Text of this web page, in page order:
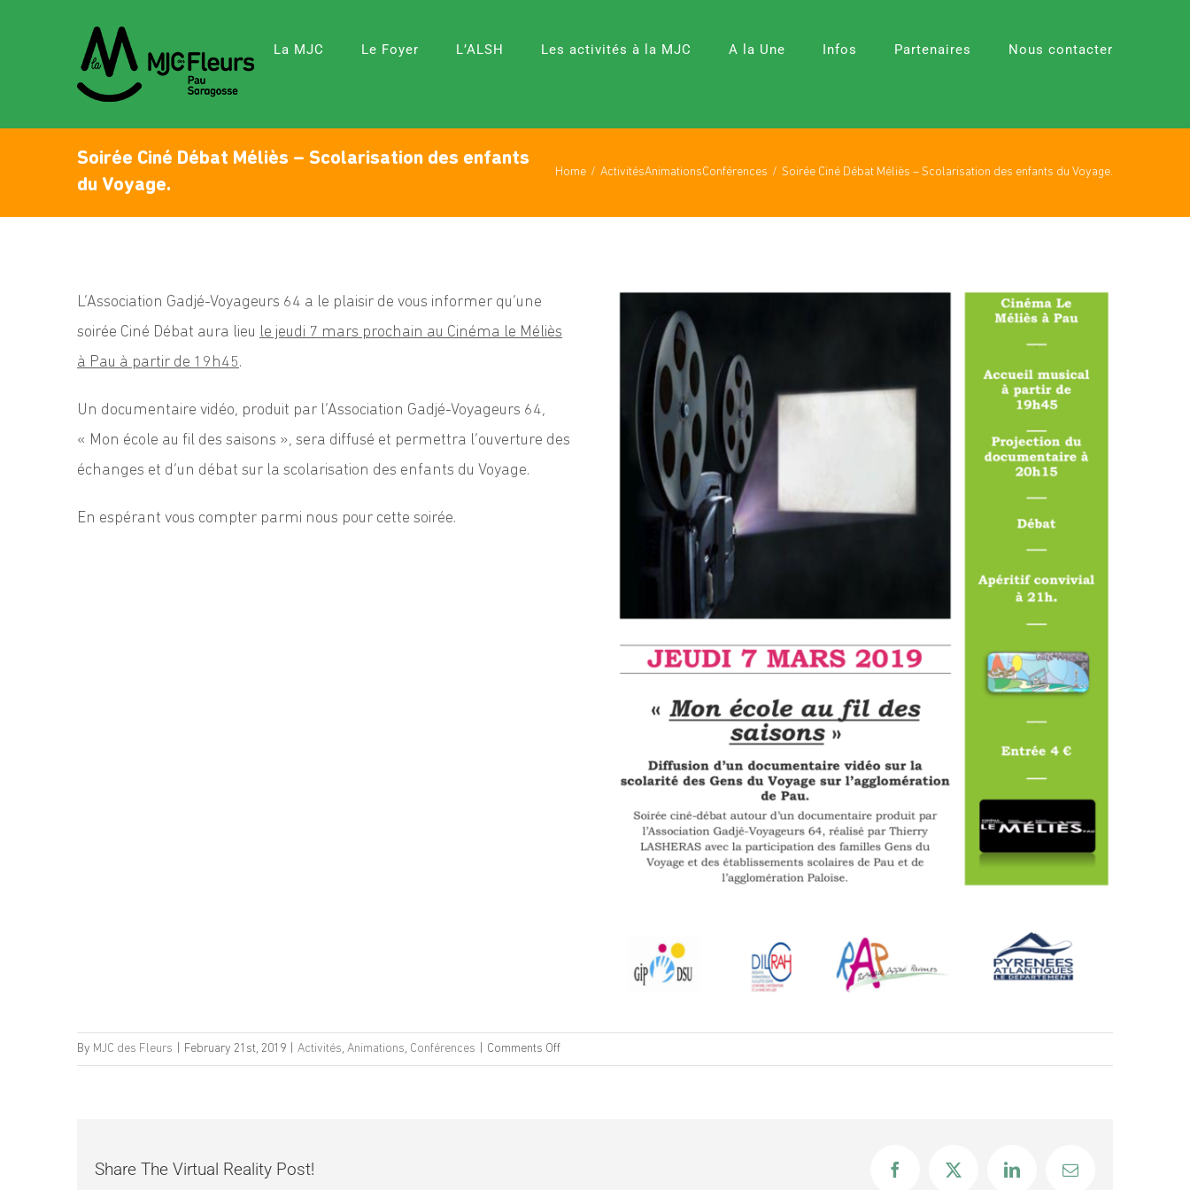
La MJC Le Foyer L’ALSH Les activités à la MJC A la Une Infos Partenaires Nous contacter
Soirée Ciné Débat Méliès – Scolarisation des enfants
du Voyage.
Home ActivitésAnimationsConférences Soirée Ciné Débat Méliès – Scolarisation des enfants du Voyage.
L’Association Gadjé-Voyageurs 64 a le plaisir de vous informer qu’une
soirée Ciné Débat aura lieu le jeudi 7 mars prochain au Cinéma le Méliès
à Pau à partir de 19h45.
Un documentaire vidéo, produit par l’Association Gadjé-Voyageurs 64,
« Mon école au fil des saisons », sera diffusé et permettra l’ouverture des
échanges et d’un débat sur la scolarisation des enfants du Voyage.
En espérant vous compter parmi nous pour cette soirée.
By MJC des Fleurs February 21st, 2019 Activités, Animations, Conférences Comments Offon
Share The Virtual Reality Post! FacebookX LinkedInEmail